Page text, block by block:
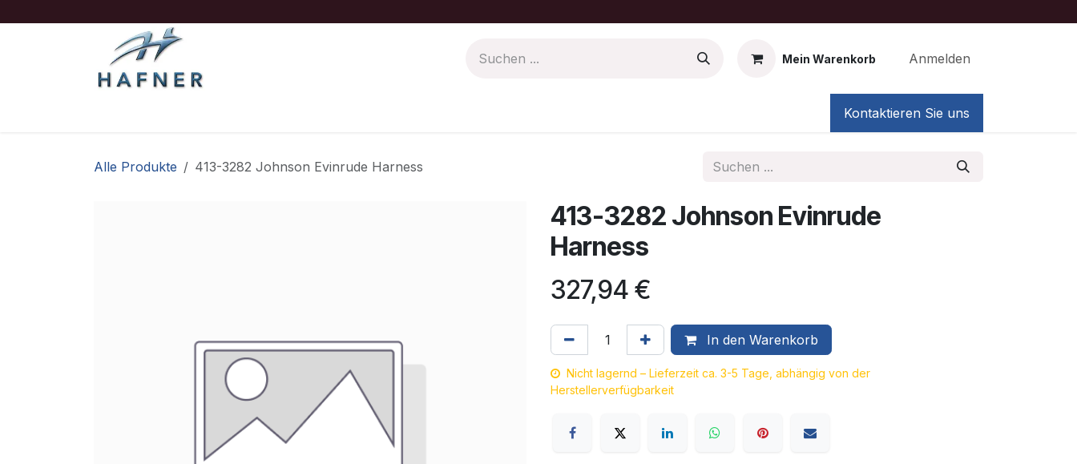
Mein Warenkorb Anmelden
Kontaktieren Sie uns
Alle Produkte 413-3282 Johnson Evinrude Harness
413-3282 Johnson Evinrude
Harness
327,94 €
In den Warenkorb
Nicht lagernd – Lieferzeit ca. 3-5 Tage, abhängig von der
Herstellerverfügbarkeit